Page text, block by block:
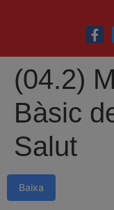
(04.2)
Bàsic
Salut
Baixa